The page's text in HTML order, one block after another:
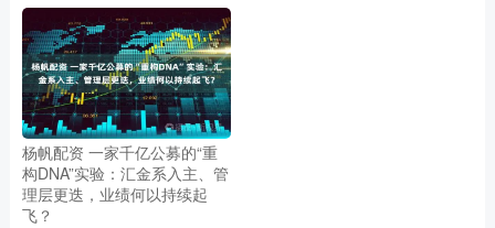
杨帆配资 一家千亿公募的“重
构DNA”实验：汇金系入主、管
理层更迭，业绩何以持续起
飞？